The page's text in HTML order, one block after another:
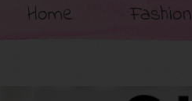
Home Fashion